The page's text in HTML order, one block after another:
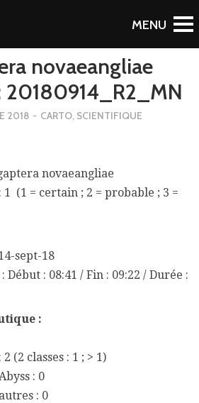
novaeangliae
20180914_R2_MN
2018 - CARTO, SCIENTIFIQUE
novaeangliae
(1 = certain ; 2 = probable ; 3 =
sept-18
Début : 08:41 / Fin : 09:22 / Durée :
:
(2 classes : 1 ; > 1)
: 0
: 0